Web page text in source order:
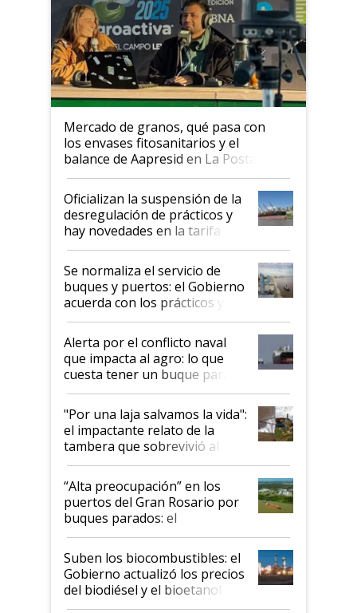
Mercado de granos, qué pasa con
los envases fitosanitarios y el
balance de Aapresid en La Posta
Oficializan la suspensión de la
desregulación de prácticos y
hay novedades en la tarifa de
la hidrovía
Se normaliza el servicio de
buques y puertos: el Gobierno
acuerda con los prácticos y
suspende el decreto de
desregulación
Alerta por el conflicto naval
que impacta al agro: lo que
cuesta tener un buque parado
y el peligro de que Argentina
pase a ser "país sucio"
"Por una laja salvamos la vida":
el impactante relato de la
tambera que sobrevivió al
tornado
“Alta preocupación” en los
puertos del Gran Rosario por
buques parados: el
funcionamiento de las
exportadoras en tensión tras
la medida de fuerza de los
prácticos
Suben los biocombustibles: el
Gobierno actualizó los precios
del biodiésel y el bioetanol